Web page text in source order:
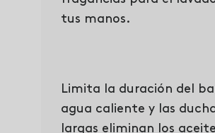
tus manos.
Limita la duración del
agua caliente y las
largas eliminan los